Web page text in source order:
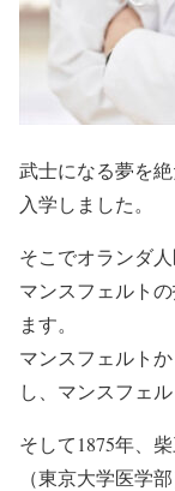
武士になる夢を
入学しました。
そこでオランダ
マンスフェルト
ます。
マンスフェルト
し、マンスフェ
そして1875年、
（東京大学医学